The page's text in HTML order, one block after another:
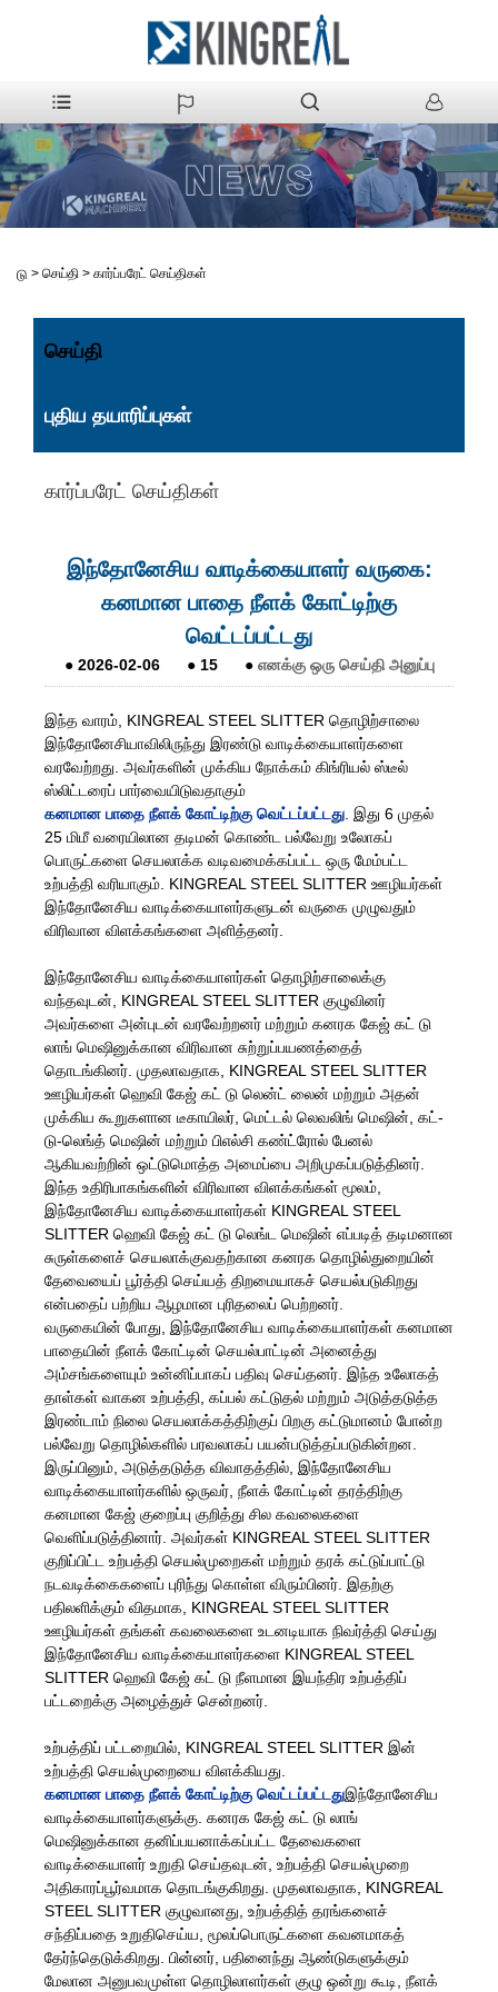
வீடு > செய்தி > கார்ப்பரேட் செய்திகள்
செய்தி
புதிய தயாரிப்புகள்
கார்ப்பரேட் செய்திகள்
இந்தோனேசிய வாடிக்கையாளர் வருகை:
கனமான பாதை நீளக் கோட்டிற்கு
வெட்டப்பட்டது
● 2026-02-06 ● 15 ● எனக்கு ஒரு செய்தி அனுப்பு
இந்த வாரம், KINGREAL STEEL SLITTER தொழிற்சாலை
இந்தோனேசியாவிலிருந்து இரண்டு வாடிக்கையாளர்களை
வரவேற்றது. அவர்களின் முக்கிய நோக்கம் கிங்ரியல் ஸ்டீல்
ஸ்லிட்டரைப் பார்வையிடுவதாகும்
கனமான பாதை நீளக் கோட்டிற்கு வெட்டப்பட்டது . இது 6 முதல்
25 மிமீ வரையிலான தடிமன் கொண்ட பல்வேறு உலோகப்
பொருட்களை செயலாக்க வடிவமைக்கப்பட்ட ஒரு மேம்பட்ட
உற்பத்தி வரியாகும். KINGREAL STEEL SLITTER ஊழியர்கள்
இந்தோனேசிய வாடிக்கையாளர்களுடன் வருகை முழுவதும்
விரிவான விளக்கங்களை அளித்தனர்.
இந்தோனேசிய வாடிக்கையாளர்கள் தொழிற்சாலைக்கு
வந்தவுடன், KINGREAL STEEL SLITTER குழுவினர்
அவர்களை அன்புடன் வரவேற்றனர் மற்றும் கனரக கேஜ் கட் டு
லாங் மெஷினுக்கான விரிவான சுற்றுப்பயணத்தைத்
தொடங்கினர். முதலாவதாக, KINGREAL STEEL SLITTER
ஊழியர்கள் ஹெவி கேஜ் கட் டு லென்ட் லைன் மற்றும் அதன்
முக்கிய கூறுகளான டீகாயிலர், மெட்டல் லெவலிங் மெஷின், கட்-
டு-லெங்த் மெஷின் மற்றும் பிஎல்சி கண்ட்ரோல் பேனல்
ஆகியவற்றின் ஒட்டுமொத்த அமைப்பை அறிமுகப்படுத்தினர்.
இந்த உதிரிபாகங்களின் விரிவான விளக்கங்கள் மூலம்,
இந்தோனேசிய வாடிக்கையாளர்கள் KINGREAL STEEL
SLITTER ஹெவி கேஜ் கட் டு லெங்ட மெஷின் எப்படித் தடிமனான
சுருள்களைச் செயலாக்குவதற்கான கனரக தொழில்துறையின்
தேவையைப் பூர்த்தி செய்யத் திறமையாகச் செயல்படுகிறது
என்பதைப் பற்றிய ஆழமான புரிதலைப் பெற்றனர்.
வருகையின் போது, ​​இந்தோனேசிய வாடிக்கையாளர்கள் கனமான
பாதையின் நீளக் கோட்டின் செயல்பாட்டின் அனைத்து
அம்சங்களையும் உன்னிப்பாகப் பதிவு செய்தனர். இந்த உலோகத்
தாள்கள் வாகன உற்பத்தி, கப்பல் கட்டுதல் மற்றும் அடுத்தடுத்த
இரண்டாம் நிலை செயலாக்கத்திற்குப் பிறகு கட்டுமானம் போன்ற
பல்வேறு தொழில்களில் பரவலாகப் பயன்படுத்தப்படுகின்றன.
இருப்பினும், அடுத்தடுத்த விவாதத்தில், இந்தோனேசிய
வாடிக்கையாளர்களில் ஒருவர், நீளக் கோட்டின் தரத்திற்கு
கனமான கேஜ் குறைப்பு குறித்து சில கவலைகளை
வெளிப்படுத்தினார். அவர்கள் KINGREAL STEEL SLITTER
குறிப்பிட்ட உற்பத்தி செயல்முறைகள் மற்றும் தரக் கட்டுப்பாட்டு
நடவடிக்கைகளைப் புரிந்து கொள்ள விரும்பினர். இதற்கு
பதிலளிக்கும் விதமாக, KINGREAL STEEL SLITTER
ஊழியர்கள் தங்கள் கவலைகளை உடனடியாக நிவர்த்தி செய்து
இந்தோனேசிய வாடிக்கையாளர்களை KINGREAL STEEL
SLITTER ஹெவி கேஜ் கட் டு நீளமான இயந்திர உற்பத்திப்
பட்டறைக்கு அழைத்துச் சென்றனர்.
உற்பத்திப் பட்டறையில், KINGREAL STEEL SLITTER இன்
உற்பத்தி செயல்முறையை விளக்கியது.
கனமான பாதை நீளக் கோட்டிற்கு வெட்டப்பட்டதுஇந்தோனேசிய
வாடிக்கையாளர்களுக்கு. கனரக கேஜ் கட் டு லாங்
மெஷினுக்கான தனிப்பயனாக்கப்பட்ட தேவைகளை
வாடிக்கையாளர் உறுதி செய்தவுடன், உற்பத்தி செயல்முறை
அதிகாரப்பூர்வமாக தொடங்குகிறது. முதலாவதாக, KINGREAL
STEEL SLITTER குழுவானது, உற்பத்தித் தரங்களைச்
சந்திப்பதை உறுதிசெய்ய, மூலப்பொருட்களை கவனமாகத்
தேர்ந்தெடுக்கிறது. பின்னர், பதினைந்து ஆண்டுகளுக்கும்
மேலான அனுபவமுள்ள தொழிலாளர்கள் குழு ஒன்று கூடி, நீளக்